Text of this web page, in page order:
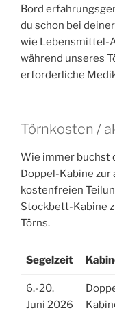
Bord
du schon bei
wie Lebensmittel-
während unseres
erforderliche
Törnkosten /
Wie immer buchst
Doppel-Kabine
kostenfreien
Stockbett-Kabine
Törns.
Segelzeit
6.-20.
Juni 2026